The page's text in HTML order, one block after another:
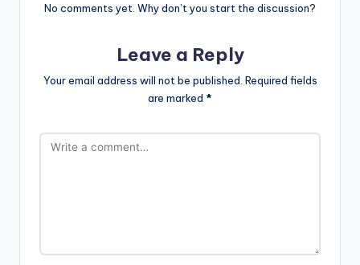
No comments yet. Why don’t you start the discussion?
Leave a Reply
Your email address will not be published. Required fields
are marked *